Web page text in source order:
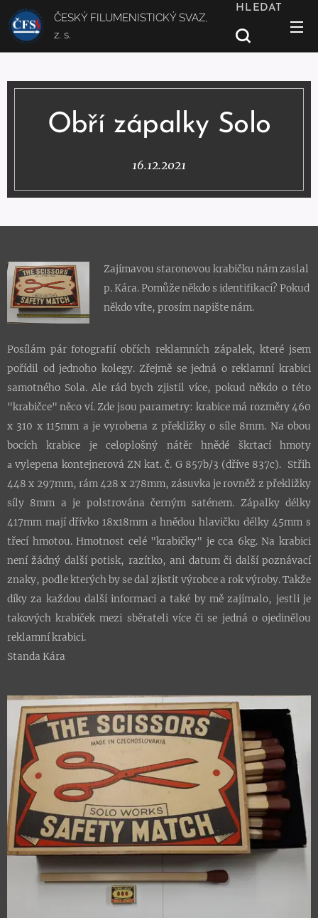
ČESKÝ FILUMENISTICKÝ SVAZ,
z. s.
HLEDAT
Obří zápalky Solo
16.12.2021
Zajímavou staronovou krabičku nám zaslal
p. Kára. Pomůže někdo s identifikací? Pokud
někdo víte, prosím napište nám.
Posílám pár fotografií obřích reklamních zápalek, které jsem
pořídil od jednoho kolegy. Zřejmě se jedná o reklamní krabici
samotného Sola. Ale rád bych zjistil více, pokud někdo o této
"krabičce" něco ví. Zde jsou parametry: krabice má rozměry 460
x 310 x 115mm a je vyrobena z překližky o síle 8mm. Na obou
bocích krabice je celoplošný nátěr hnědé škrtací hmoty
avylepena kontejnerová ZN kat. č. G 857b/3 (dříve 837c). Střih
448 x 297mm, rám 428 x 278mm, zásuvka je rovněž z překližky
síly 8mm a je polstrována černým saténem. Zápalky délky
417mm mají dřívko 18x18mm a hnědou hlavičku délky 45mm s
třecí hmotou. Hmotnost celé "krabičky" je cca 6kg. Na krabici
není žádný další potisk, razítko, ani datum či další poznávací
znaky, podle kterých by se dal zjistit výrobce a rok výroby. Takže
díky za každou další informaci a také by mě zajímalo, jestli je
takových krabiček mezi sběrateli více či se jedná o ojedinělou
reklamní krabici.
Standa Kára